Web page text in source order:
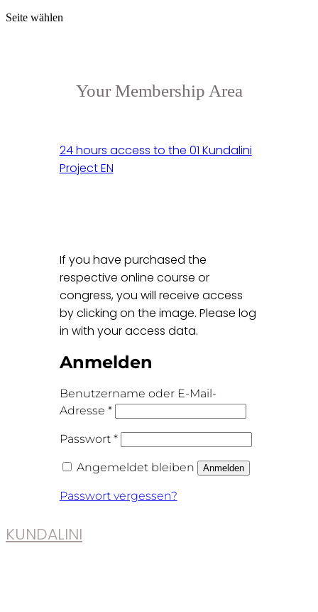
Seite wählen
Your Membership Area
24 hours access to the 01 Kundalini
Project EN
If you have purchased the
respective online course or
congress, you will receive access
by clicking on the image. Please log
in with your access data.
Anmelden
Benutzername oder E-Mail-
Adresse *Erforderlich
Passwort *Erforderlich
Angemeldet bleiben Anmelden
Passwort vergessen?
KUNDALINI